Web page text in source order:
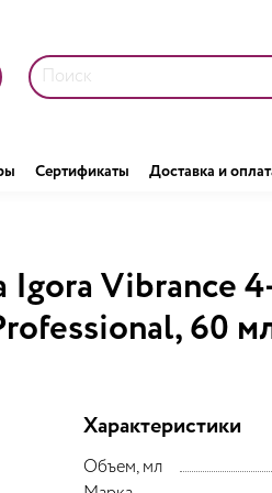
Сертификаты Доставка и
Igora
60
Характеристики
Объем, мл